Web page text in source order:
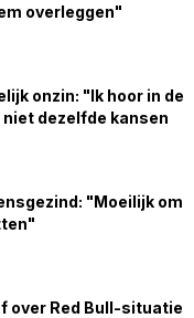
overleggen"
onzin: "Ik hoor in de
dezelfde kansen
"Moeilijk om
over Red Bull-situatie